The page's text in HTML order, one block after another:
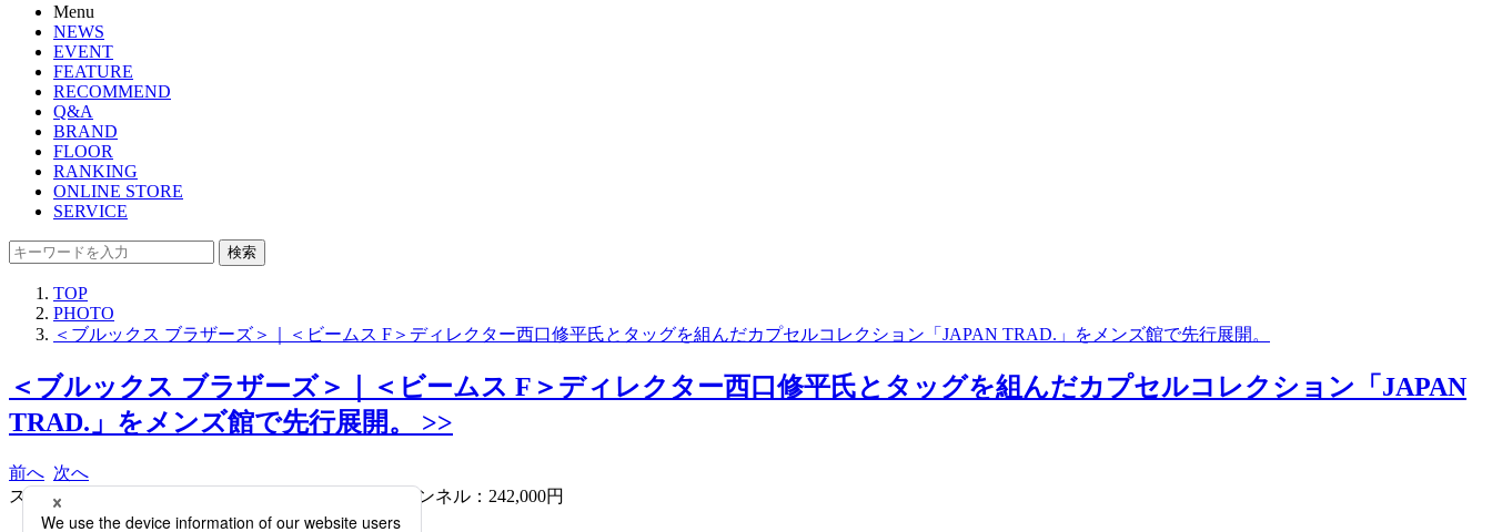
Menu
NEWS
EVENT
FEATURE
RECOMMEND
Q&A
BRAND
FLOOR
RANKING
ONLINE STORE
SERVICE
検索
TOP
PHOTO
＜ブルックス ブラザーズ＞｜＜ビームス F＞ディレクター西口修平氏とタッグを組んだカプセルコレクション「JAPAN TRAD.」をメンズ館で先行展開。
＜ブルックス ブラザーズ＞｜＜ビームス F＞ディレクター西口修平氏とタッグを組んだカプセルコレクション「JAPAN
TRAD.」をメンズ館で先行展開。 >>
前へ 次へ
スーツ ネイビー、チャコール 220,000円 グレーフランネル：242,000円